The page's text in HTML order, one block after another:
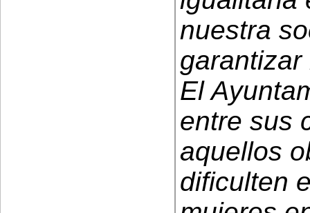
nuestra
El
entre sus
aquellos
dificulten